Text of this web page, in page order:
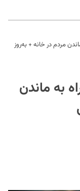
مردم در خانه + به‌روز
به ماندن